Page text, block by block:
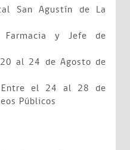
San Agustín de La
y Jefe de
al 24 de Agosto de
Entre el 24 al 28 de
Públicos